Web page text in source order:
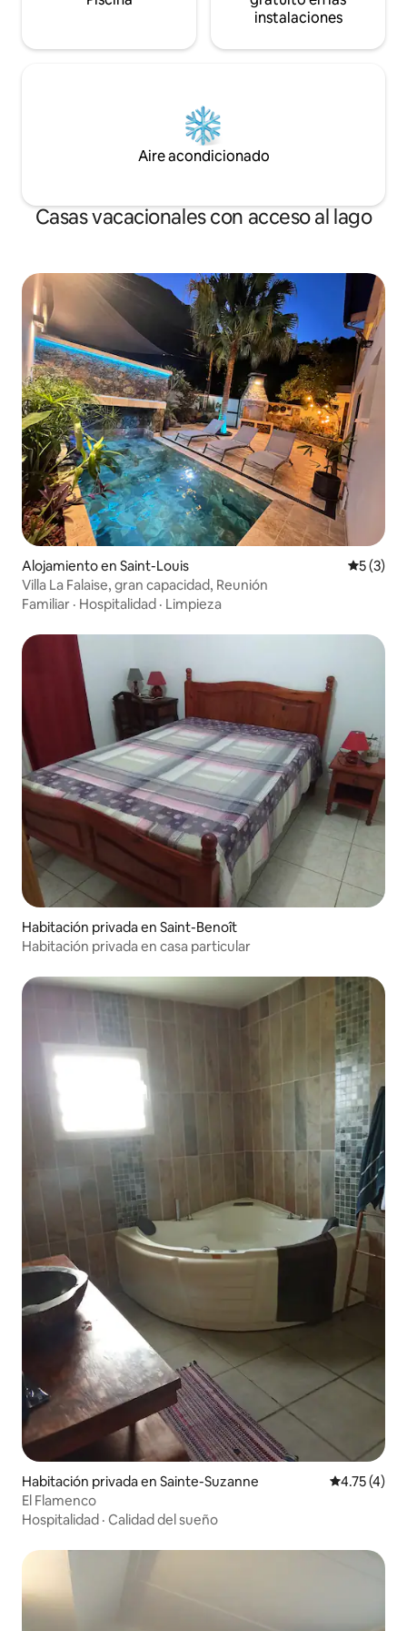
instalaciones
Aire acondicionado
Casas vacacionales con acceso al lago
Alojamiento en Saint-Louis
5 (3)
Villa La Falaise, gran capacidad, Reunión
Familiar · Hospitalidad · Limpieza
Habitación privada en Saint-Benoît
Habitación privada en casa particular
Habitación privada en Sainte-Suzanne Calificación
4.75 (4)
El Flamenco
Hospitalidad · Calidad del sueño